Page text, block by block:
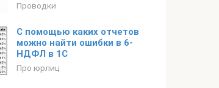
Проводки
С помощью каких отчетов
можно найти ошибки в 6-
НДФЛ в 1С
Про юрлиц